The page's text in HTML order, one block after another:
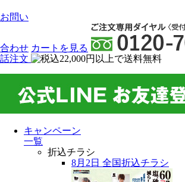
お問い
合わせ カート を見る
話注文
キャンペーン
一覧
折込チラシ
8月2日 全国折込チラシ